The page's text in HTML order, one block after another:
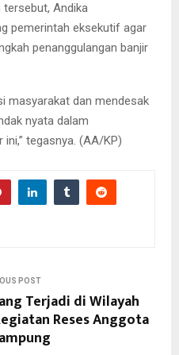
tersebut, Andika
pemerintah eksekutif agar
penanggulangan banjir
masyarakat dan mendesak
nyata dalam
tegasnya. (AA/KP)
POST
Terjadi di Wilayah
Reses Anggota